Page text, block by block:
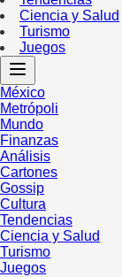
Ciencia y Salud
Turismo
Juegos
México
Metrópoli
Mundo
Finanzas
Análisis
Cartones
Gossip
Cultura
Tendencias
Ciencia y Salud
Turismo
Juegos